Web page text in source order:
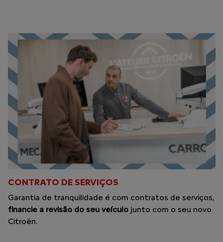
CONTRATO DE SERVIÇOS
Garantia de tranquilidade é com contratos de serviços,
financie a revisão do seu veículo junto com o seu novo
Citroën.